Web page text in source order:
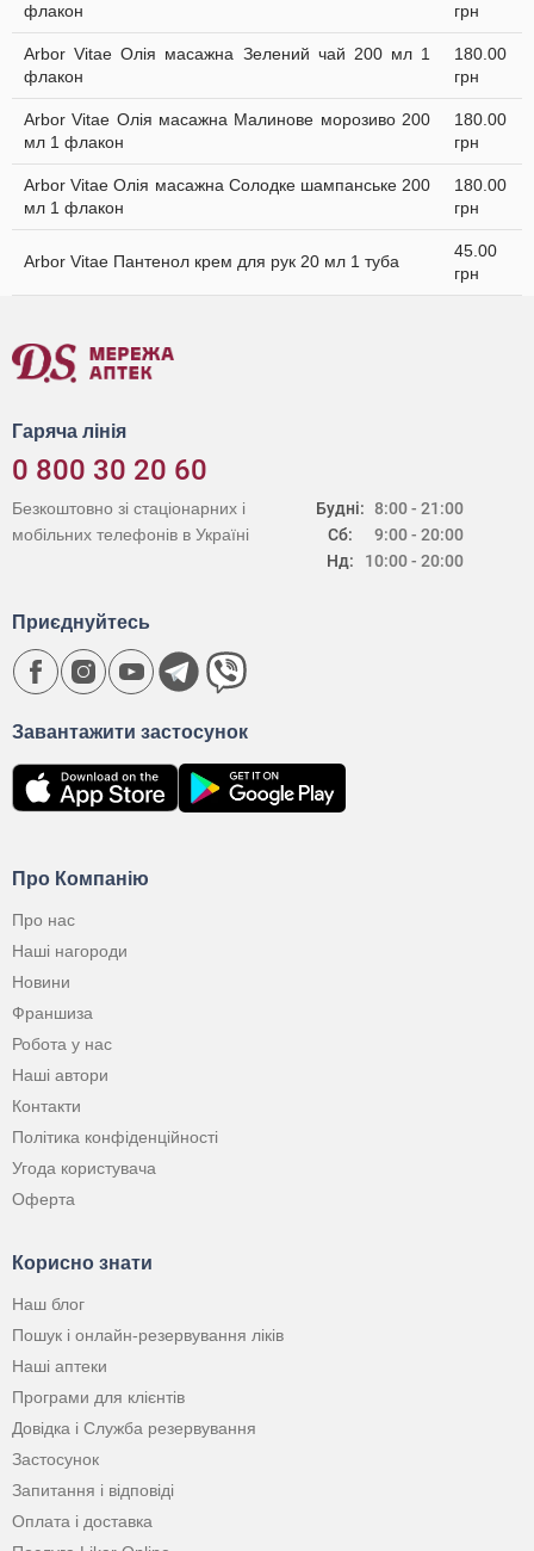
флакон
грн
Arbor Vitae Олія масажна Зелений чай 200 мл 1
флакон
180.00
грн
Arbor Vitae Олія масажна Малинове морозиво 200
мл 1 флакон
180.00
грн
Arbor Vitae Олія масажна Солодке шампанське 200
мл 1 флакон
180.00
грн
Arbor Vitae Пантенол крем для рук 20 мл 1 туба
45.00
грн
Гаряча лінія
0 800 30 20 60
Будні:
Сб:
Нд:
8:00 - 21:00
9:00 - 20:00
10:00 - 20:00
Безкоштовно зі стаціонарних і
мобільних телефонів в Україні
Про Компанію
Про нас
Наші нагороди
Новини
Франшиза
Робота у нас
Наші автори
Контакти
Політика конфіденційності
Угода користувача
Оферта
Корисно знати
Наш блог
Пошук і онлайн-резервування ліків
Наші аптеки
Програми для клієнтів
Довідка і Служба резервування
Застосунок
Запитання і відповіді
Оплата і доставка
Завантажити застосунок
Приєднуйтесь